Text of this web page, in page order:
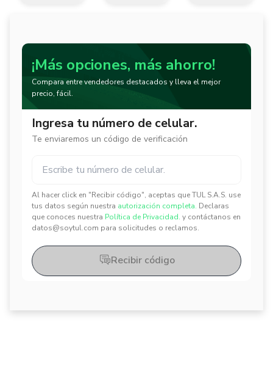
¡Más opciones, más ahorro!
Compara entre vendedores destacados y lleva el mejor
precio, fácil.
Ingresa tu número de celular.
Te enviaremos un código de verificación
Al hacer click en "Recibir código", aceptas que TUL S.A.S. use
tus datos según nuestra autorización completa. Declaras
que conoces nuestra Política de Privacidad. y contáctanos en
datos@soytul.com para solicitudes o reclamos.
✕
✕
Recibir código